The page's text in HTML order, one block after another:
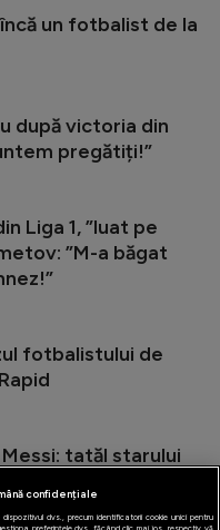
un fotbalist de la
după victoria din
pregătiți!”
Liga 1, ”luat pe
”M-a băgat
fotbalistului de
tatăl starului
confidențiale
dvs., precum identificatorii cookie unici pentru
preferințele dvs. făcând clic mai jos, respectiv vă